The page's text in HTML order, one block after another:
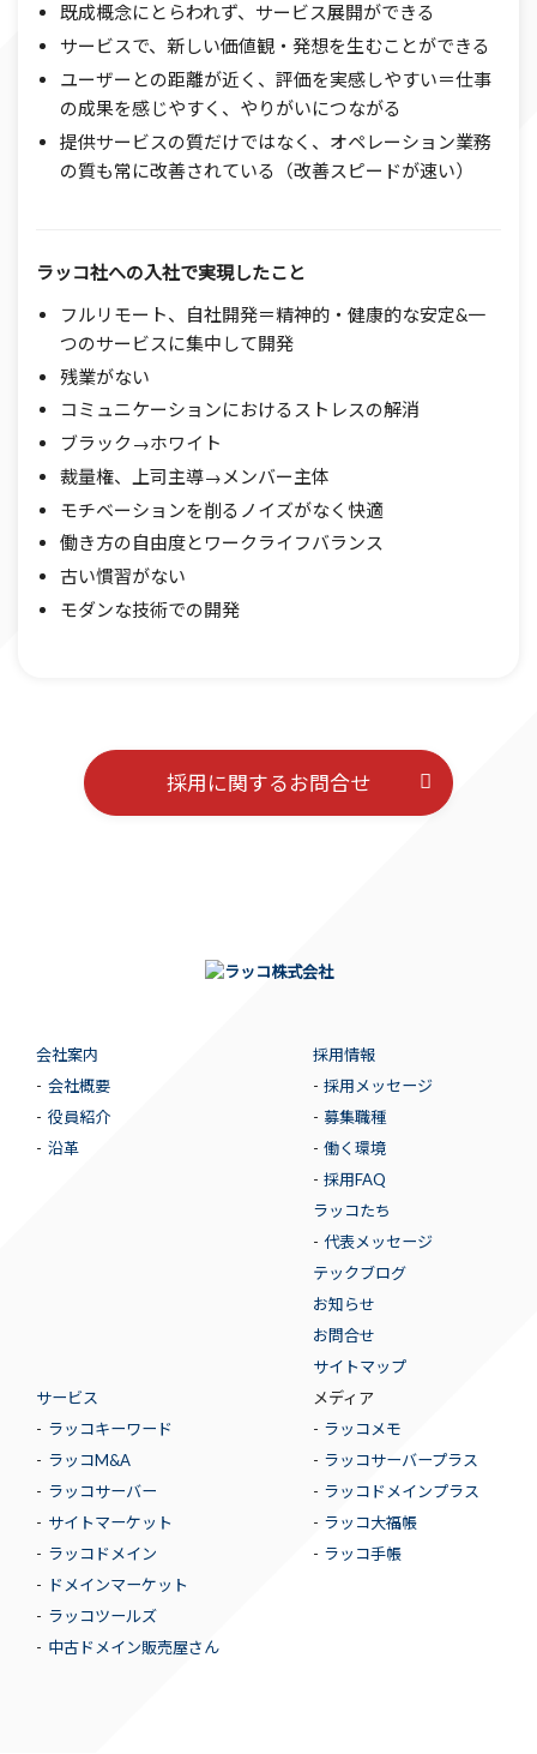
既成概念にとらわれず、サービス展開ができる
サービスで、新しい価値観・発想を生むことができる
ユーザーとの距離が近く、評価を実感しやすい＝仕事
の成果を感じやすく、やりがいにつながる
提供サービスの質だけではなく、オペレーション業務
の質も常に改善されている（改善スピードが速い）
ラッコ社への入社で実現したこと
フルリモート、自社開発＝精神的・健康的な安定&一
つのサービスに集中して開発
残業がない
コミュニケーションにおけるストレスの解消
ブラック→ホワイト
裁量権、上司主導→メンバー主体
モチベーションを削るノイズがなく快適
働き方の自由度とワークライフバランス
古い慣習がない
モダンな技術での開発
採用に関するお問合せ
会社案内
会社概要
役員紹介
沿革
採用情報
採用メッセージ
募集職種
働く環境
採用FAQ
ラッコたち
代表メッセージ
テックブログ
お知らせ
お問合せ
サイトマップ
サービス
ラッコキーワード
ラッコM&A
ラッコサーバー
サイトマーケット
ラッコドメイン
ドメインマーケット
ラッコツールズ
中古ドメイン販売屋さん
メディア
ラッコメモ
ラッコサーバープラス
ラッコドメインプラス
ラッコ大福帳
ラッコ手帳